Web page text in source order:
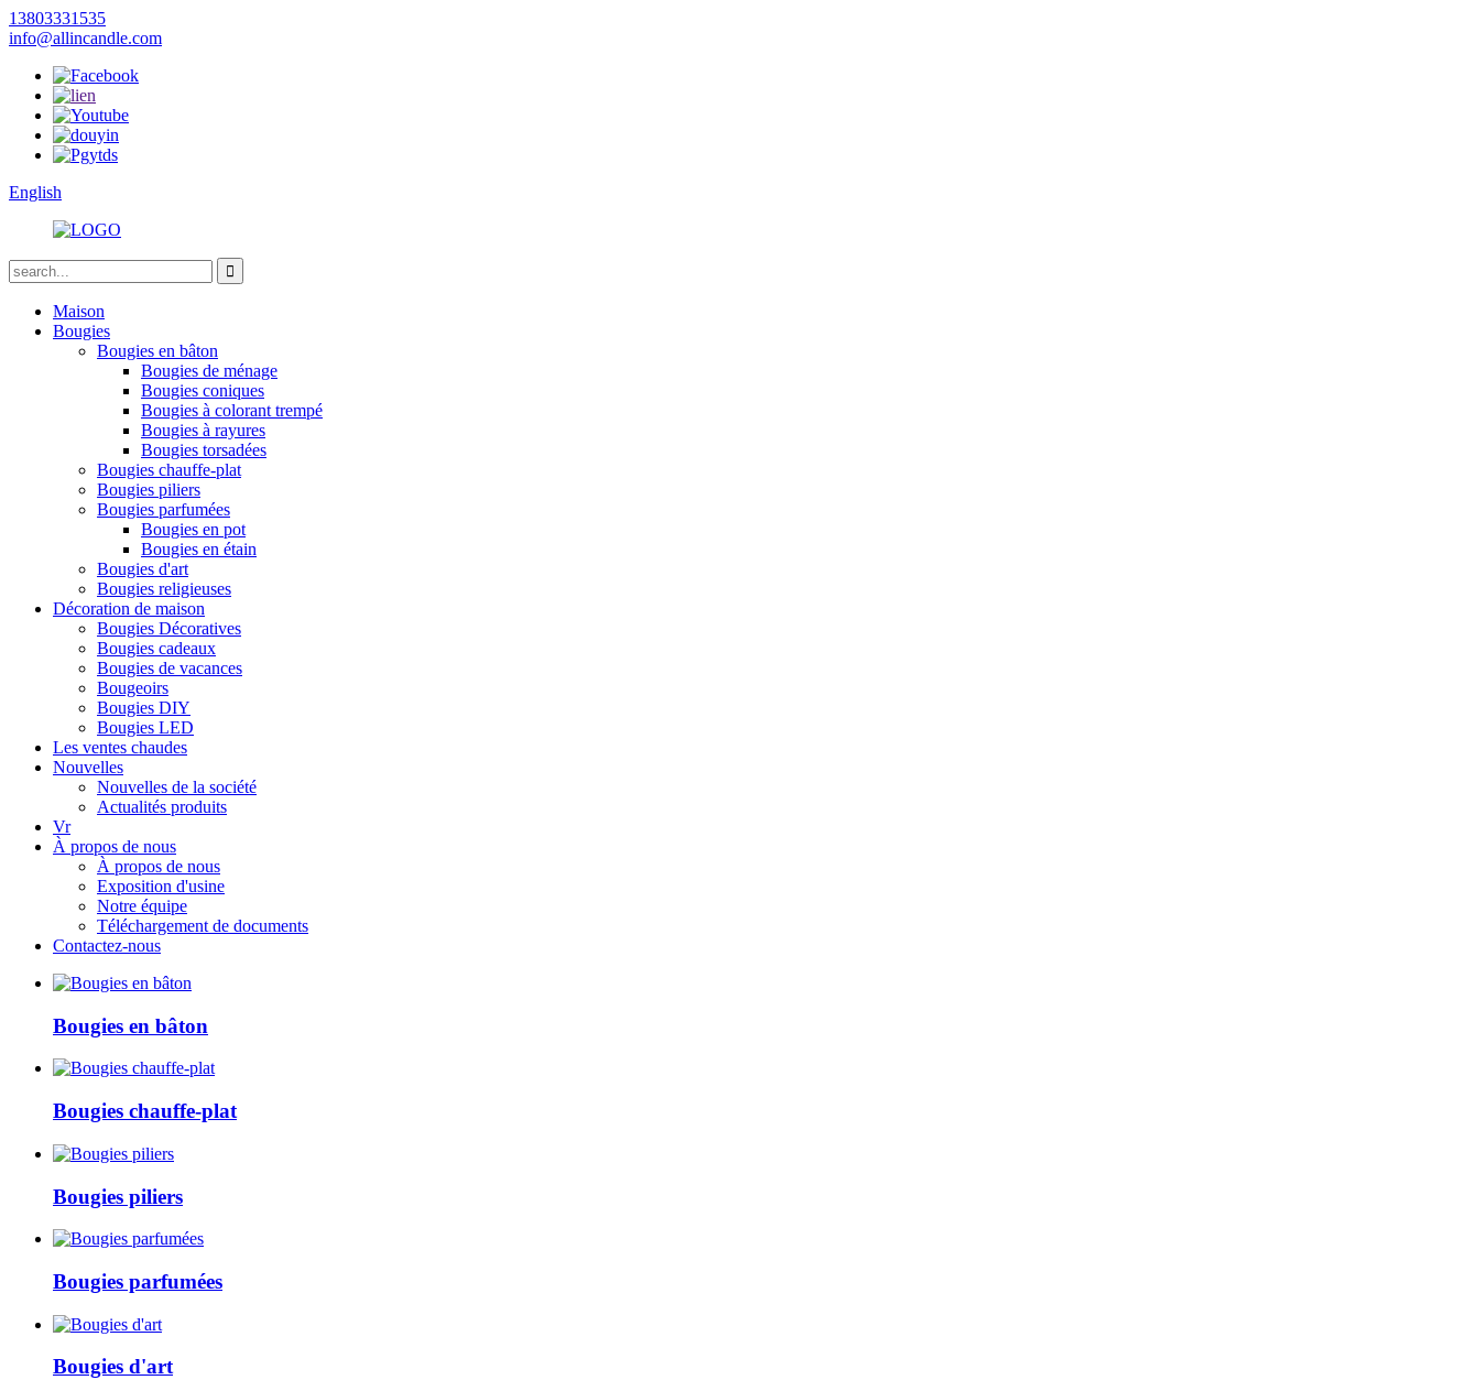
13803331535
info@allincandle.com
English
Maison
Bougies
Bougies en bâton
Bougies de ménage
Bougies coniques
Bougies à colorant trempé
Bougies à rayures
Bougies torsadées
Bougies chauffe-plat
Bougies piliers
Bougies parfumées
Bougies en pot
Bougies en étain
Bougies d'art
Bougies religieuses
Décoration de maison
Bougies Décoratives
Bougies cadeaux
Bougies de vacances
Bougeoirs
Bougies DIY
Bougies LED
Les ventes chaudes
Nouvelles
Nouvelles de la société
Actualités produits
Vr
À propos de nous
À propos de nous
Exposition d'usine
Notre équipe
Téléchargement de documents
Contactez-nous
Bougies en bâton
Bougies chauffe-plat
Bougies piliers
Bougies parfumées
Bougies d'art